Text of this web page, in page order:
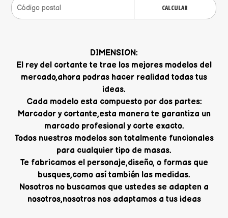
CALCULAR
DIMENSION:
El rey del cortante te trae los mejores modelos del
mercado,ahora podras hacer realidad todas tus
ideas.
Cada modelo esta compuesto por dos partes:
Marcador y cortante,esta manera te garantiza un
marcado profesional y corte exacto.
Todos nuestros modelos son totalmente funcionales
para cualquier tipo de masas.
Te fabricamos el personaje,diseño, o formas que
busques,como así también las medidas.
Nosotros no buscamos que ustedes se adapten a
nosotros,nosotros nos adaptamos a tus ideas